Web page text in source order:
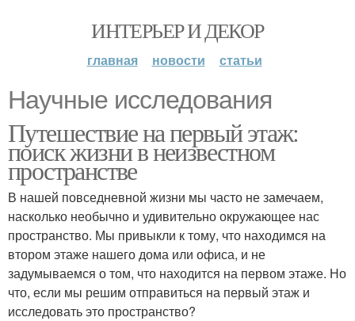
ИНТЕРЬЕР И ДЕКОР
главная новости статьи
Научные исследования
Путешествие на первый этаж:
поиск жизни в неизвестном
пространстве
В нашей повседневной жизни мы часто не замечаем,
насколько необычно и удивительно окружающее нас
пространство. Мы привыкли к тому, что находимся на
втором этаже нашего дома или офиса, и не
задумываемся о том, что находится на первом этаже. Но
что, если мы решим отправиться на первый этаж и
исследовать это пространство?